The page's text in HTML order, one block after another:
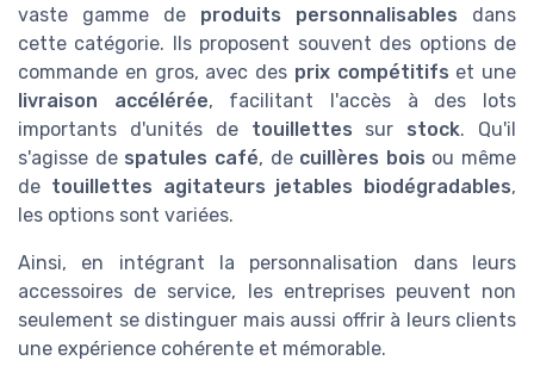
vaste gamme de produits personnalisables dans
cette catégorie. Ils proposent souvent des options de
commande en gros, avec des prix compétitifs et une
livraison accélérée, facilitant l'accès à des lots
importants d'unités de touillettes sur stock. Qu'il
s'agisse de spatules café, de cuillères bois ou même
de touillettes agitateurs jetables biodégradables,
les options sont variées.
Ainsi, en intégrant la personnalisation dans leurs
accessoires de service, les entreprises peuvent non
seulement se distinguer mais aussi offrir à leurs clients
une expérience cohérente et mémorable.